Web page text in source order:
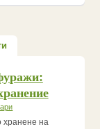
хранене на